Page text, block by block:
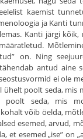
kaemist
ja Kanti
Kanti järgi kõik,
on. Ning
antud aine
ei ole
ühelt poolt seda, mis
poolt seda, mis
võib öelda,
ese­med, arvud,
et ese­med „ise” on